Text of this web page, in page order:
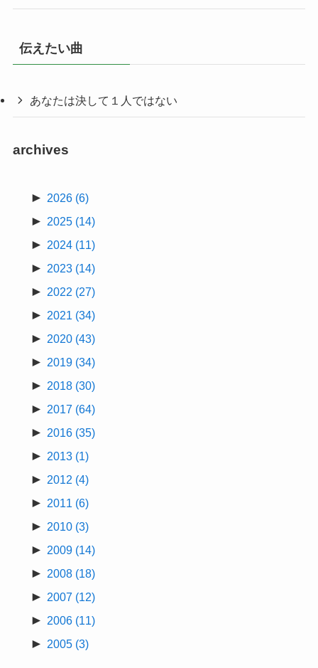
伝えたい曲
あなたは決して１人ではない
archives
► 2026 (6)
► 2025 (14)
► 2024 (11)
► 2023 (14)
► 2022 (27)
► 2021 (34)
► 2020 (43)
► 2019 (34)
► 2018 (30)
► 2017 (64)
► 2016 (35)
► 2013 (1)
► 2012 (4)
► 2011 (6)
► 2010 (3)
► 2009 (14)
► 2008 (18)
► 2007 (12)
► 2006 (11)
► 2005 (3)